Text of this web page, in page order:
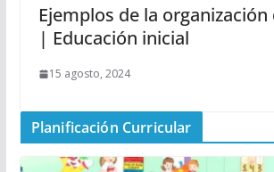
Ejemplos de la
| Educación inicial
15 agosto, 2024
Planificación Curricular